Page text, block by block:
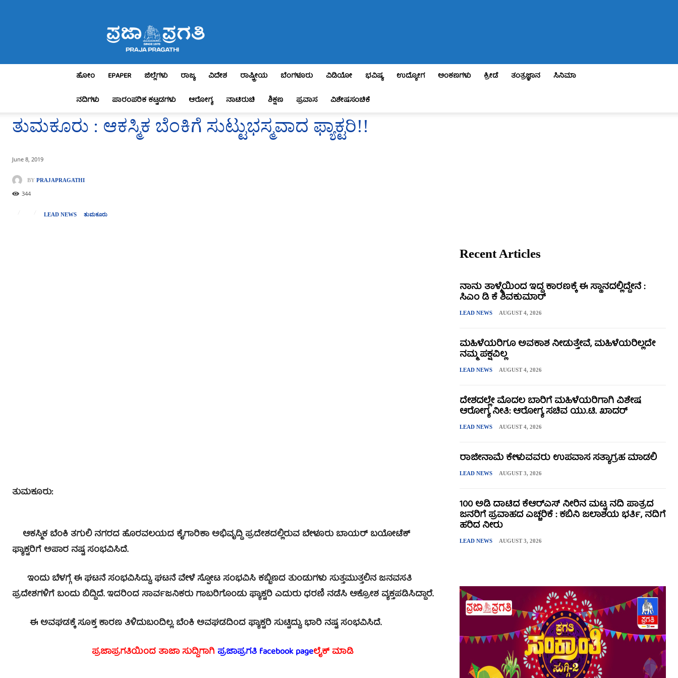
Pragathi
ಹೋಂ EPAPER ಜಿಲ್ಲೆಗಳು ರಾಜ್ಯ ವಿದೇಶ ರಾಷ್ಟ್ರೀಯ ಬೆಂಗಳೂರು ವಿಡಿಯೋ ಭವಿಷ್ಯ ಉದ್ಯೋಗ ಅಂಕಣಗಳು ಕ್ರೀಡೆ ತಂತ್ರಜ್ಞಾನ
ಸಿನಿಮಾ
ನದಿಗಳು
ಪಾರಂಪರಿಕ ಕಟ್ಟಡಗಳು ಆರೋಗ್ಯ ನಾಟಿರುಚಿ ಶಿಕ್ಷಣ ಪ್ರವಾಸ ವಿಶೇಷಸಂಚಿಕೆ
ತುಮಕೂರು : ಆಕಸ್ಮಿಕ ಬೆಂಕಿಗೆ ಸುಟ್ಟುಭಸ್ಮವಾದ ಫ್ಯಾಕ್ಟರಿ!!
June 8, 2019
BY PRAJAPRAGATHI
344
LEAD NEWS ತುಮಕೂರು
ತುಮಕೂರು:
ಆಕಸ್ಮಿಕ ಬೆಂಕಿ ತಗುಲಿ ನಗರದ ಹೊರವಲಯದ ಕೈಗಾರಿಕಾ ಅಭಿವೃದ್ಧಿ ಪ್ರದೇಶದಲ್ಲಿರುವ ಬೇಳೂರು ಬಾಯರ್ ಬಯೋಟೆಕ್
ಫ್ಯಾಕ್ಟರಿಗೆ ಅಪಾರ ನಷ್ಟ ಸಂಭವಿಸಿದೆ.
ಇಂದು ಬೆಳಗ್ಗೆ ಈ ಘಟನೆ ಸಂಭವಿಸಿದ್ದು, ಘಟನೆ ವೇಳೆ ಸ್ಫೋಟ ಸಂಭವಿಸಿ ಕಬ್ಬಿಣದ ತುಂಡುಗಳು ಸುತ್ತಮುತ್ತಲಿನ ಜನವಸತಿ
ಪ್ರದೇಶಗಳಿಗೆ ಬಂದು ಬಿದ್ದಿದೆ. ಇದರಿಂದ ಸಾರ್ವಜನಿಕರು ಗಾಬರಿಗೊಂಡು ಫ್ಯಾಕ್ಟರಿ ಎದುರು ಧರಣಿ ನಡೆಸಿ ಆಕ್ರೋಶ ವ್ಯಕ್ತಪಡಿಸಿದ್ದಾರೆ.
ಈ ಅವಘಡಕ್ಕೆ ಸೂಕ್ತ ಕಾರಣ ತಿಳಿದುಬಂದಿಲ್ಲ. ಬೆಂಕಿ ಅವಘಡದಿಂದ ಫ್ಯಾಕ್ಟರಿ ಸುಟ್ಟಿದ್ದು, ಭಾರಿ ನಷ್ಟ ಸಂಭವಿಸಿದೆ.
ಪ್ರಜಾಪ್ರಗತಿಯಿಂದ ತಾಜಾ ಸುದ್ದಿಗಾಗಿ ಪ್ರಜಾಪ್ರಗತಿ facebook pageಲೈಕ್ ಮಾಡಿ
Recent Articles
ನಾನು ತಾಳ್ಮೆಯಿಂದ ಇದ್ದ ಕಾರಣಕ್ಕೆ ಈ ಸ್ಥಾನದಲ್ಲಿದ್ದೇನೆ :
ಸಿಎಂ ಡಿ ಕೆ ಶಿವಕುಮಾರ್
LEAD NEWS AUGUST 4, 2026
ಮಹಿಳೆಯರಿಗೂ ಅವಕಾಶ ನೀಡುತ್ತೇವೆ, ಮಹಿಳೆಯರಿಲ್ಲದೇ
ನಮ್ಮ ಪಕ್ಷವಿಲ್ಲ
LEAD NEWS AUGUST 4, 2026
ದೇಶದಲ್ಲೇ ಮೊದಲ ಬಾರಿಗೆ ಮಹಿಳೆಯರಿಗಾಗಿ ವಿಶೇಷ
ಆರೋಗ್ಯ ನೀತಿ: ಆರೋಗ್ಯ ಸಚಿವ ಯು.ಟಿ. ಖಾದರ್
LEAD NEWS AUGUST 4, 2026
ರಾಜೀನಾಮೆ ಕೇಳುವವರು ಉಪವಾಸ ಸತ್ಯಾಗ್ರಹ ಮಾಡಲಿ
LEAD NEWS AUGUST 3, 2026
100 ಅಡಿ ದಾಟಿದ ಕೆಆರ್‌ಎಸ್ ನೀರಿನ ಮಟ್ಟ ನದಿ ಪಾತ್ರದ
ಜನರಿಗೆ ಪ್ರವಾಹದ ಎಚ್ಚರಿಕೆ : ಕಬಿನಿ ಜಲಾಶಯ ಭರ್ತಿ, ನದಿಗೆ
ಹರಿದ ನೀರು
LEAD NEWS AUGUST 3, 2026